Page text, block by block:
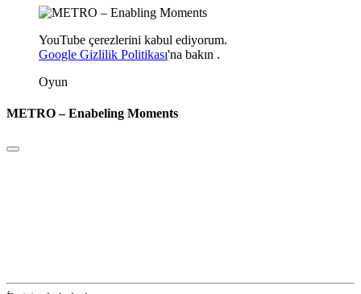
YouTube çerezlerini kabul ediyorum.
Google Gizlilik Politikası'na bakın .
Oyun
METRO – Enabeling Moments